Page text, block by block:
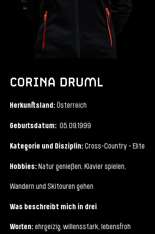
corina druml
Herkunftsland:Österreich
Geburtsdatum: 05.09.1999
Kategorie und Disziplin:Cross-Country - Elite
Hobbies: Natur genießen, Klavier spielen,
Wandern und Skitouren gehen
Was beschreibt mich in drei
Worten:ehrgeizig, willensstark, lebensfroh